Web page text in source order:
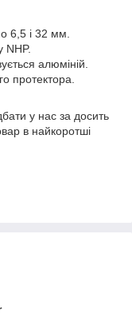
6,5 і 32 мм.
NHP.
алюміній.
протектора.
у нас за досить
в найкоротші